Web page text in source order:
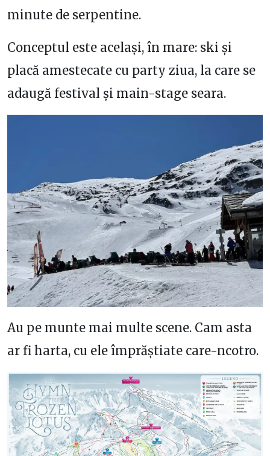
minute de serpentine.
Conceptul este același, în mare: ski și
placă amestecate cu party ziua, la care se
adaugă festival și main-stage seara.
Au pe munte mai multe scene. Cam asta
ar fi harta, cu ele împrăștiate care-ncotro.